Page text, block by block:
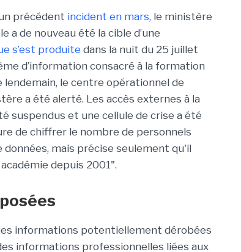
précédent incident en mars, le ministère
a de nouveau été la cible d’une
s’est produitedans la nuit du 25 juillet
d’information consacré à la formation
lendemain, le centre opérationnel de
a été alerté. Les accès externes à la
suspendus et une cellule de crise a été
de chiffrer le nombre de personnels
mais précise seulement qu'il
depuis 2001".
informations potentiellement dérobées
informations professionnelles liées aux